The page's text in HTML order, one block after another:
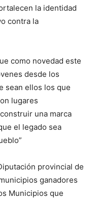
la identidad
contra la
como novedad este
desde los
sean ellos los que
lugares
una marca
el legado sea
provincial de
ganadores
Municipios que